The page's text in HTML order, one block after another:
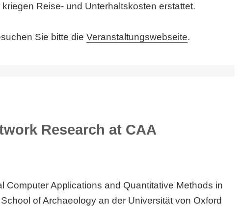
Reise- und Unterhaltskosten erstattet.
Sie bitte die Veranstaltungswebseite.
Research at CAA
Computer Applications and Quantitative Methods in
of Archaeology an der Universität von Oxford